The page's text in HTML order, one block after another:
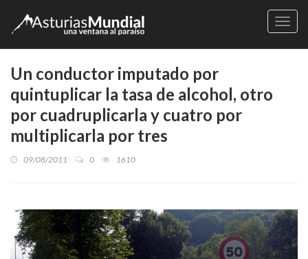
Un conductor imputado por
quintuplicar la tasa de alcohol, otro
por cuadruplicarla y cuatro por
multiplicarla por tres
09/08/2011 0 1610